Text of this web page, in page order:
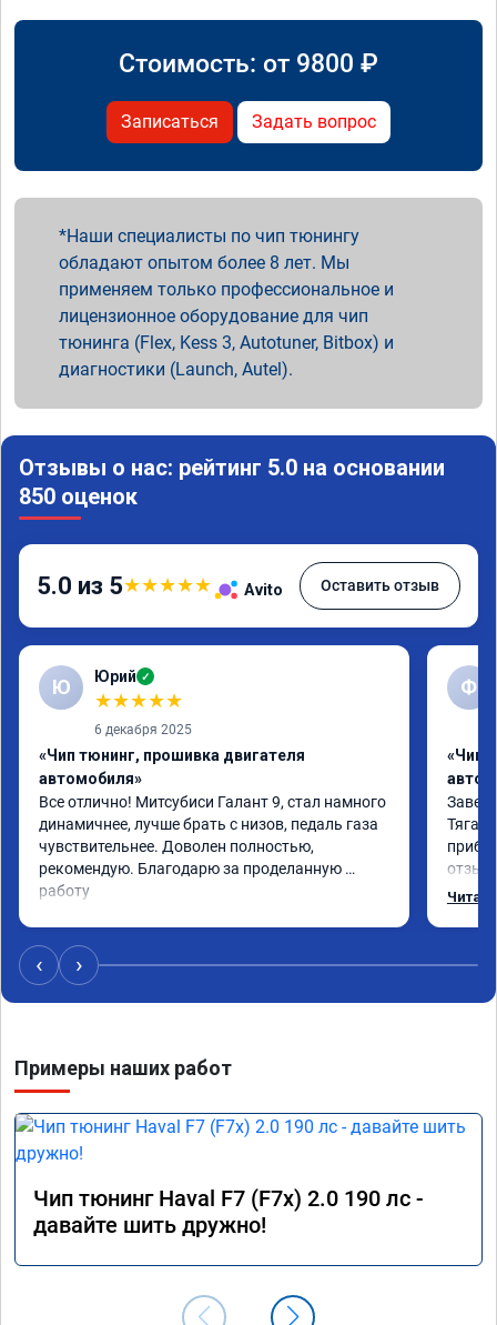
Стоимость: от 9800 ₽
Записаться Задать вопрос
Наши специалисты по чип тюнингу
обладают опытом более 8 лет. Мы
применяем только профессиональное и
лицензионное оборудование для чип
тюнинга (Flex, Kess 3, Autotuner, Bitbox) и
диагностики (Launch, Autel).
Отзывы о нас: рейтинг 5.0 на основании
850 оценок
5.0 из 5★★★★★ Avito Оставить отзыв
Ю Юрий ✓
★★★★★
6 декабря 2025
«Чип тюнинг, прошивка двигателя
автомобиля»
Все отлично! Митсубиси Галант 9, стал намного
динамичнее, лучше брать с низов, педаль газа
чувствительнее. Доволен полностью,
рекомендую. Благодарю за проделанную
работу
Ф
«Чип
Завез
Тяга
было
‹ ›
Примеры наших работ
Чип тюнинг Haval F7 (F7x) 2.0 190 лс -
давайте шить дружно!